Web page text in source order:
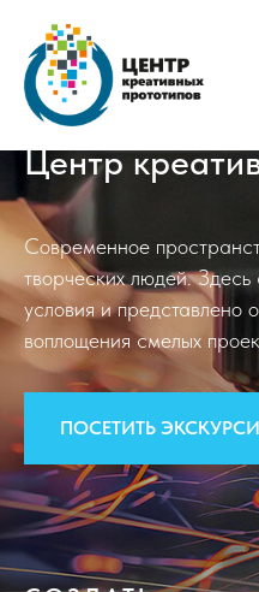
Центр
Современное
творческих людей.
условия и представлено
воплощения смелых
ПОСЕТИТЬ